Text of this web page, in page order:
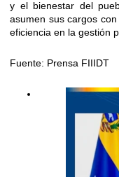
y el bienestar del
asumen sus cargos
eficiencia en la gestión
Fuente: Prensa FIIIDT